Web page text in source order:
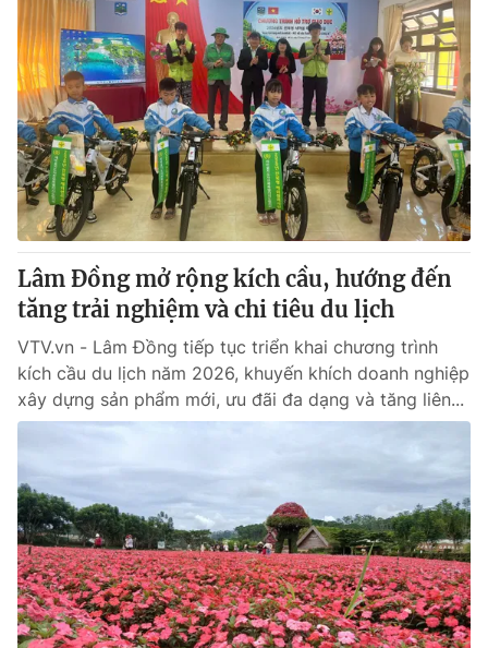
VTV Money VTV Thể thao
VTV Sức khoẻ Bất động sản
Thị trường 24h Tấm lòng Việt
VTV4 Vươn mình bằng AI
VTV9 VTV8
Liên hệ tòa soạn
Theo dõi báo trên
Cơ quan chủ quản:Đài Truyền hình Việt Nam
Cơ quan báo chí:Thời báo VTV
Giấy phép hoạt động báo in và báo điện tử số 483/GP-BTTTT
Lâm Đồng mở rộng kích cầu, hướng đến
tăng trải nghiệm và chi tiêu du lịch
VTV.vn - Lâm Đồng tiếp tục triển khai chương trình
kích cầu du lịch năm 2026, khuyến khích doanh nghiệp
xây dựng sản phẩm mới, ưu đãi đa dạng và tăng liên...